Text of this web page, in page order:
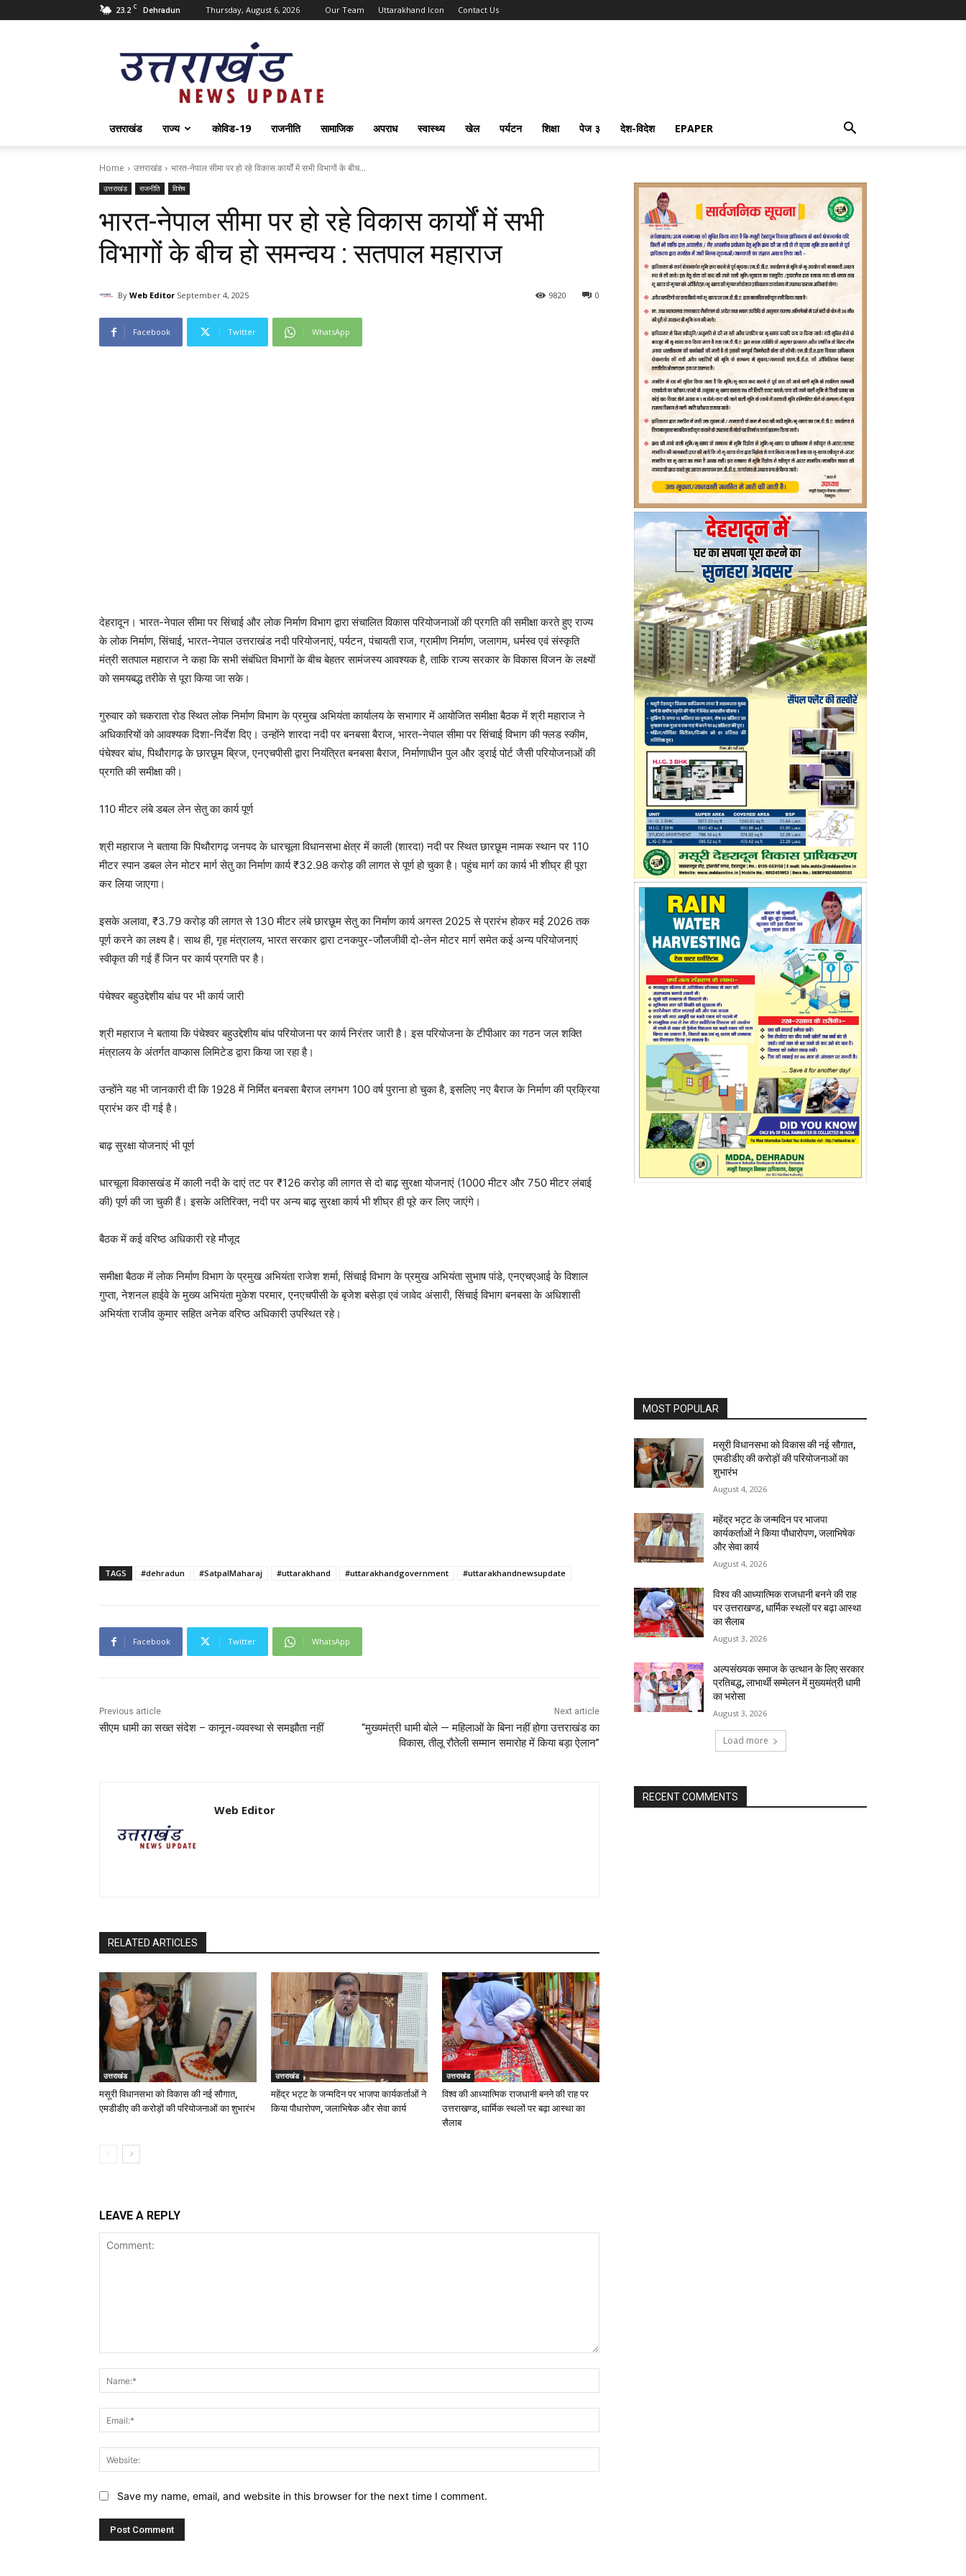
23.2 C Dehradun Thursday, August 6, 2026 Our Team Uttarakhand Icon Contact Us
Uttarakhand
News
Update
उत्तराखंड राज्य कोविड-19 राजनीति सामाजिक अपराध स्वास्थ्य खेल पर्यटन शिक्षा पेज ३ देश-विदेश EPAPER
Home उत्तराखंड भारत-नेपाल सीमा पर हो रहे विकास कार्यों में सभी विभागों के बीच...
उत्तराखंड राजनीति विशेष
भारत-नेपाल सीमा पर हो रहे विकास कार्यों में सभी
विभागों के बीच हो समन्वय : सतपाल महाराज
By Web Editor September 4, 2025 0
9820
Facebook Twitter WhatsApp
देहरादून। भारत-नेपाल सीमा पर सिंचाई और लोक निर्माण विभाग द्वारा संचालित विकास परियोजनाओं की प्रगति की समीक्षा करते हुए राज्य
के लोक निर्माण, सिंचाई, भारत-नेपाल उत्तराखंड नदी परियोजनाएं, पर्यटन, पंचायती राज, ग्रामीण निर्माण, जलागम, धर्मस्व एवं संस्कृति
मंत्री सतपाल महाराज ने कहा कि सभी संबंधित विभागों के बीच बेहतर सामंजस्य आवश्यक है, ताकि राज्य सरकार के विकास विजन के लक्ष्यों
को समयबद्ध तरीके से पूरा किया जा सके।
गुरुवार को चकराता रोड स्थित लोक निर्माण विभाग के प्रमुख अभियंता कार्यालय के सभागार में आयोजित समीक्षा बैठक में श्री महाराज ने
अधिकारियों को आवश्यक दिशा-निर्देश दिए। उन्होंने शारदा नदी पर बनबसा बैराज, भारत-नेपाल सीमा पर सिंचाई विभाग की फ्लड स्कीम,
पंचेश्वर बांध, पिथौरागढ़ के छारछूम ब्रिज, एनएचपीसी द्वारा नियंत्रित बनबसा बैराज, निर्माणाधीन पुल और ड्राई पोर्ट जैसी परियोजनाओं की
प्रगति की समीक्षा की।
110 मीटर लंबे डबल लेन सेतु का कार्य पूर्ण
श्री महाराज ने बताया कि पिथौरागढ़ जनपद के धारचूला विधानसभा क्षेत्र में काली (शारदा) नदी पर स्थित छारछूम नामक स्थान पर 110
मीटर स्पान डबल लेन मोटर मार्ग सेतु का निर्माण कार्य ₹32.98 करोड़ की लागत से पूर्ण हो चुका है। पहुंच मार्ग का कार्य भी शीघ्र ही पूरा
कर लिया जाएगा।
इसके अलावा, ₹3.79 करोड़ की लागत से 130 मीटर लंबे छारछूम सेतु का निर्माण कार्य अगस्त 2025 से प्रारंभ होकर मई 2026 तक
पूर्ण करने का लक्ष्य है। साथ ही, गृह मंत्रालय, भारत सरकार द्वारा टनकपुर-जौलजीवी दो-लेन मोटर मार्ग समेत कई अन्य परियोजनाएं
स्वीकृत की गई हैं जिन पर कार्य प्रगति पर है।
पंचेश्वर बहुउद्देशीय बांध पर भी कार्य जारी
श्री महाराज ने बताया कि पंचेश्वर बहुउद्देशीय बांध परियोजना पर कार्य निरंतर जारी है। इस परियोजना के टीपीआर का गठन जल शक्ति
मंत्रालय के अंतर्गत वाप्कास लिमिटेड द्वारा किया जा रहा है।
उन्होंने यह भी जानकारी दी कि 1928 में निर्मित बनबसा बैराज लगभग 100 वर्ष पुराना हो चुका है, इसलिए नए बैराज के निर्माण की प्रक्रिया
प्रारंभ कर दी गई है।
बाढ़ सुरक्षा योजनाएं भी पूर्ण
धारचूला विकासखंड में काली नदी के दाएं तट पर ₹126 करोड़ की लागत से दो बाढ़ सुरक्षा योजनाएं (1000 मीटर और 750 मीटर लंबाई
की) पूर्ण की जा चुकी हैं। इसके अतिरिक्त, नदी पर अन्य बाढ़ सुरक्षा कार्य भी शीघ्र ही पूरे कर लिए जाएंगे।
बैठक में कई वरिष्ठ अधिकारी रहे मौजूद
समीक्षा बैठक में लोक निर्माण विभाग के प्रमुख अभियंता राजेश शर्मा, सिंचाई विभाग के प्रमुख अभियंता सुभाष पांडे, एनएचएआई के विशाल
गुप्ता, नेशनल हाईवे के मुख्य अभियंता मुकेश परमार, एनएचपीसी के बृजेश बसेड़ा एवं जावेद अंसारी, सिंचाई विभाग बनबसा के अधिशासी
अभियंता राजीव कुमार सहित अनेक वरिष्ठ अधिकारी उपस्थित रहे।
TAGS #dehradun #SatpalMaharaj #uttarakhand #uttarakhandgovernment #uttarakhandnewsupdate
Facebook Twitter WhatsApp
Previous article
सीएम धामी का सख्त संदेश – कानून-व्यवस्था से समझौता नहीं
Next article
“मुख्यमंत्री धामी बोले — महिलाओं के बिना नहीं होगा उत्तराखंड का
विकास, तीलू रौतेली सम्मान समारोह में किया बड़ा ऐलान”
Web Editor
RELATED ARTICLES
उत्तराखंड
मसूरी विधानसभा को विकास की नई सौगात,
एमडीडीए की करोड़ों की परियोजनाओं का शुभारंभ
उत्तराखंड
महेंद्र भट्ट के जन्मदिन पर भाजपा कार्यकर्ताओं ने
किया पौधारोपण, जलाभिषेक और सेवा कार्य
उत्तराखंड
विश्व की आध्यात्मिक राजधानी बनने की राह पर
उत्तराखण्ड, धार्मिक स्थलों पर बढ़ा आस्था का
सैलाब
LEAVE A REPLY
Save my name, email, and website in this browser for the next time I comment.
MOST POPULAR
मसूरी विधानसभा को विकास की नई सौगात,
एमडीडीए की करोड़ों की परियोजनाओं का
शुभारंभ
August 4, 2026
महेंद्र भट्ट के जन्मदिन पर भाजपा
कार्यकर्ताओं ने किया पौधारोपण, जलाभिषेक
और सेवा कार्य
August 4, 2026
विश्व की आध्यात्मिक राजधानी बनने की राह
पर उत्तराखण्ड, धार्मिक स्थलों पर बढ़ा आस्था
का सैलाब
August 3, 2026
अल्पसंख्यक समाज के उत्थान के लिए सरकार
प्रतिबद्ध, लाभार्थी सम्मेलन में मुख्यमंत्री धामी
का भरोसा
August 3, 2026
Load more
RECENT COMMENTS